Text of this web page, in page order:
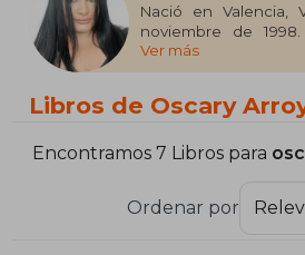
Nació en Valencia,
noviembre de
novelas en Wattpad
los doce años.
romance, el cual la
online llamada
mundo y conocer
lectoras.
Ver más
Libros de Oscary
Encontramos 7 Libros para
Ordenar por